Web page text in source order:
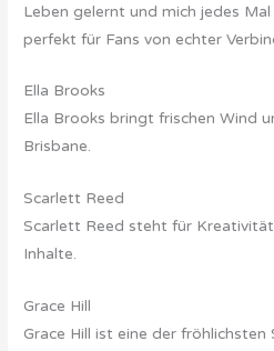
Leben gelernt und mich jedes
perfekt für Fans von echter
Ella Brooks
Ella Brooks bringt frischen Wind
Brisbane.
Scarlett Reed
Scarlett Reed steht für
Inhalte.
Grace Hill
Grace Hill ist eine der